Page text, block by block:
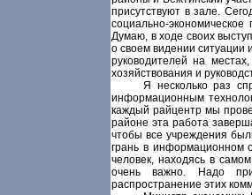
присутствуют в зале.
социально-
Думаю, в ходе своих
о своем видении ситуации
руководителей на
хозяйствования и
Я несколько раз
информационным
каждый райцентр мы
районе эта работа
чтобы все учреждения
грань в информационном
человек, находясь в
очень важно. Надо
распространение этих